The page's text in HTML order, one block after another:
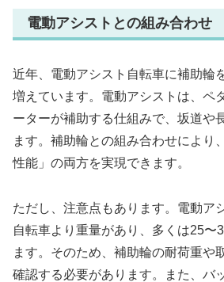
電動アシストとの組み合わせ
近年、電動アシスト自転車に補助輪
増えています。電動アシストは、ペ
ーターが補助する仕組みで、坂道や
ます。補助輪との組み合わせにより
性能」の両方を実現できます。
ただし、注意点もあります。電動ア
自転車より重量があり、多くは25〜
ます。そのため、補助輪の耐荷重や
確認する必要があります。また、バ